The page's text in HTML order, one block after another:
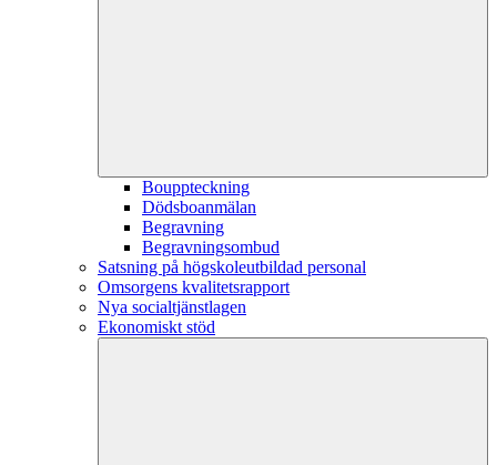
Bouppteckning
Dödsboanmälan
Begravning
Begravningsombud
Satsning på högskoleutbildad personal
Omsorgens kvalitetsrapport
Nya socialtjänstlagen
Ekonomiskt stöd